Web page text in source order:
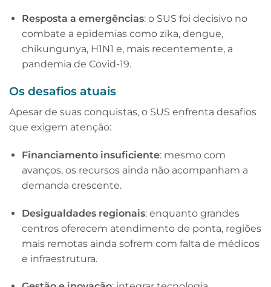
Resposta a emergências: o SUS foi decisivo no
combate a epidemias como zika, dengue,
chikungunya, H1N1 e, mais recentemente, a
pandemia de Covid-19.
Os desafios atuais
Apesar de suas conquistas, o SUS enfrenta desafios
que exigem atenção:
Financiamento insuficiente: mesmo com
avanços, os recursos ainda não acompanham a
demanda crescente.
Desigualdades regionais: enquanto grandes
centros oferecem atendimento de ponta, regiões
mais remotas ainda sofrem com falta de médicos
e infraestrutura.